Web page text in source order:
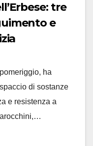
tre
e
ha
di sostanze
e resistenza a